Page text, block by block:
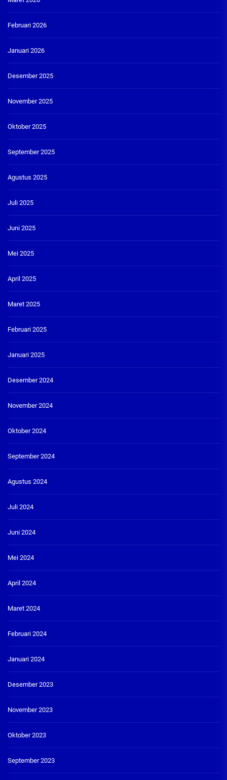
Februari 2026
Januari 2026
Desember 2025
November 2025
Oktober 2025
September 2025
Agustus 2025
Juli 2025
Juni 2025
Mei 2025
April 2025
Maret 2025
Februari 2025
Januari 2025
Desember 2024
November 2024
Oktober 2024
September 2024
Agustus 2024
Juli 2024
Juni 2024
Mei 2024
April 2024
Maret 2024
Februari 2024
Januari 2024
Desember 2023
November 2023
Oktober 2023
September 2023